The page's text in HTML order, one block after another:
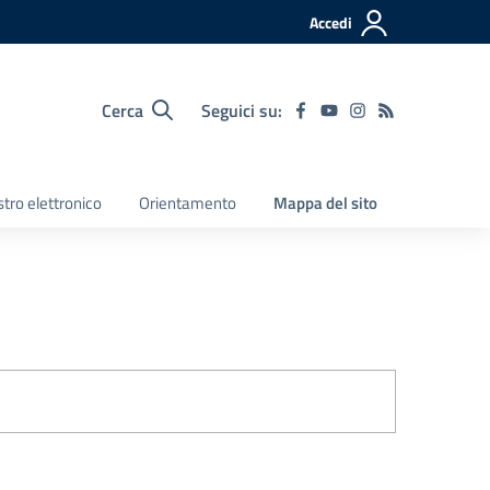
Accedi
Cerca Seguici su:
elettronico Orientamento Mappa del sito